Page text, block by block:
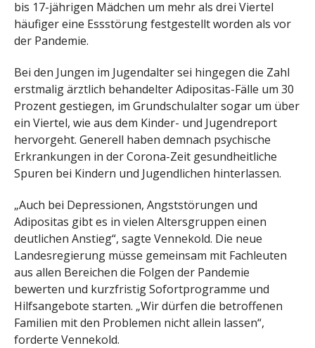
bis 17-jährigen Mädchen um mehr als drei Viertel
häufiger eine Essstörung festgestellt worden als vor
der Pandemie.
Bei den Jungen im Jugendalter sei hingegen die Zahl
erstmalig ärztlich behandelter Adipositas-Fälle um 30
Prozent gestiegen, im Grundschulalter sogar um über
ein Viertel, wie aus dem Kinder- und Jugendreport
hervorgeht. Generell haben demnach psychische
Erkrankungen in der Corona-Zeit gesundheitliche
Spuren bei Kindern und Jugendlichen hinterlassen.
„Auch bei Depressionen, Angststörungen und
Adipositas gibt es in vielen Altersgruppen einen
deutlichen Anstieg“, sagte Vennekold. Die neue
Landesregierung müsse gemeinsam mit Fachleuten
aus allen Bereichen die Folgen der Pandemie
bewerten und kurzfristig Sofortprogramme und
Hilfsangebote starten. „Wir dürfen die betroffenen
Familien mit den Problemen nicht allein lassen“,
forderte Vennekold.